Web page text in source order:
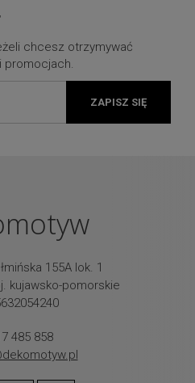
chcesz otrzymywać
promocjach.
ZAPISZ SIĘ
155A lok. 1
kujawsko-pomorskie
485 858